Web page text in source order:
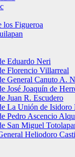
los Figueroa
Eduardo Neri
Florencio Villarreal
General Canuto A.
José Joaquín de
Juan R. Escudero
La Unión de Isidoro
Pedro Ascencio
San Miguel
Heliodoro